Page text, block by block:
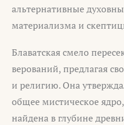
альтернативные
материализма и
Блаватская смело
верований, предлагая
и религию. Она
общее мистическое
найдена в глубине